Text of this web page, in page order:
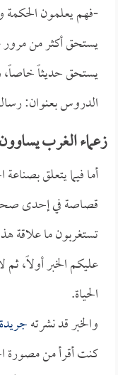
-فهم يعلمون الحكمة
يستحق أكثر من مرور
يستحق حديثاً
الدروس بعنوان:
زعماء الغرب
أما فيما يتعلق
قصاصة في إحدى
تستغربون ما علاقة
عليكم الخبر أولاً،
الحياة.
والخبر قد نشرته
كنت أقرأ من مصورة